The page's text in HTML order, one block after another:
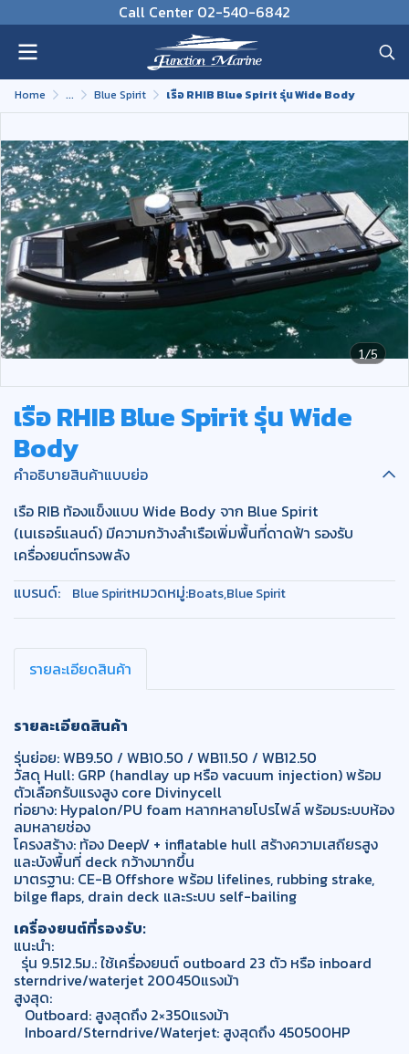
Call Center 02-540-6842
Home ... Blue Spirit เรือ RHIB Blue Spirit รุ่น Wide Body
1/5
เรือ RHIB Blue Spirit รุ่น Wide
Body
คำอธิบายสินค้าแบบย่อ
เรือ RIB ท้องแข็งแบบ Wide Body จาก Blue Spirit
(เนเธอร์แลนด์) มีความกว้างลำเรือเพิ่มพื้นที่ดาดฟ้า รองรับ
เครื่องยนต์ทรงพลัง
แบรนด์:
Blue Spiritหมวดหมู่:Boats,Blue Spirit
รายละเอียดสินค้า
รายละเอียดสินค้า
รุ่นย่อย: WB9.50 / WB10.50 / WB11.50 / WB12.50
วัสดุ Hull: GRP (handlay up หรือ vacuum injection) พร้อม
ตัวเลือกรับแรงสูง core Divinycell
ท่อยาง: Hypalon/PU foam หลากหลายโปรไฟล์ พร้อมระบบห้อง
ลมหลายช่อง
โครงสร้าง: ท้อง DeepV + inflatable hull สร้างความเสถียรสูง
และบังพื้นที่ deck กว้างมากขึ้น
มาตรฐาน: CE-B Offshore พร้อม lifelines, rubbing strake,
bilge flaps, drain deck และระบบ self-bailing
เครื่องยนต์ที่รองรับ:
แนะนำ:
รุ่น 9.512.5ม.: ใช้เครื่องยนต์ outboard 23 ตัว หรือ inboard
sterndrive/waterjet 200450แรงม้า
สูงสุด:
Outboard: สูงสุดถึง 2×350แรงม้า
Inboard/Sterndrive/Waterjet: สูงสุดถึง 450500HP